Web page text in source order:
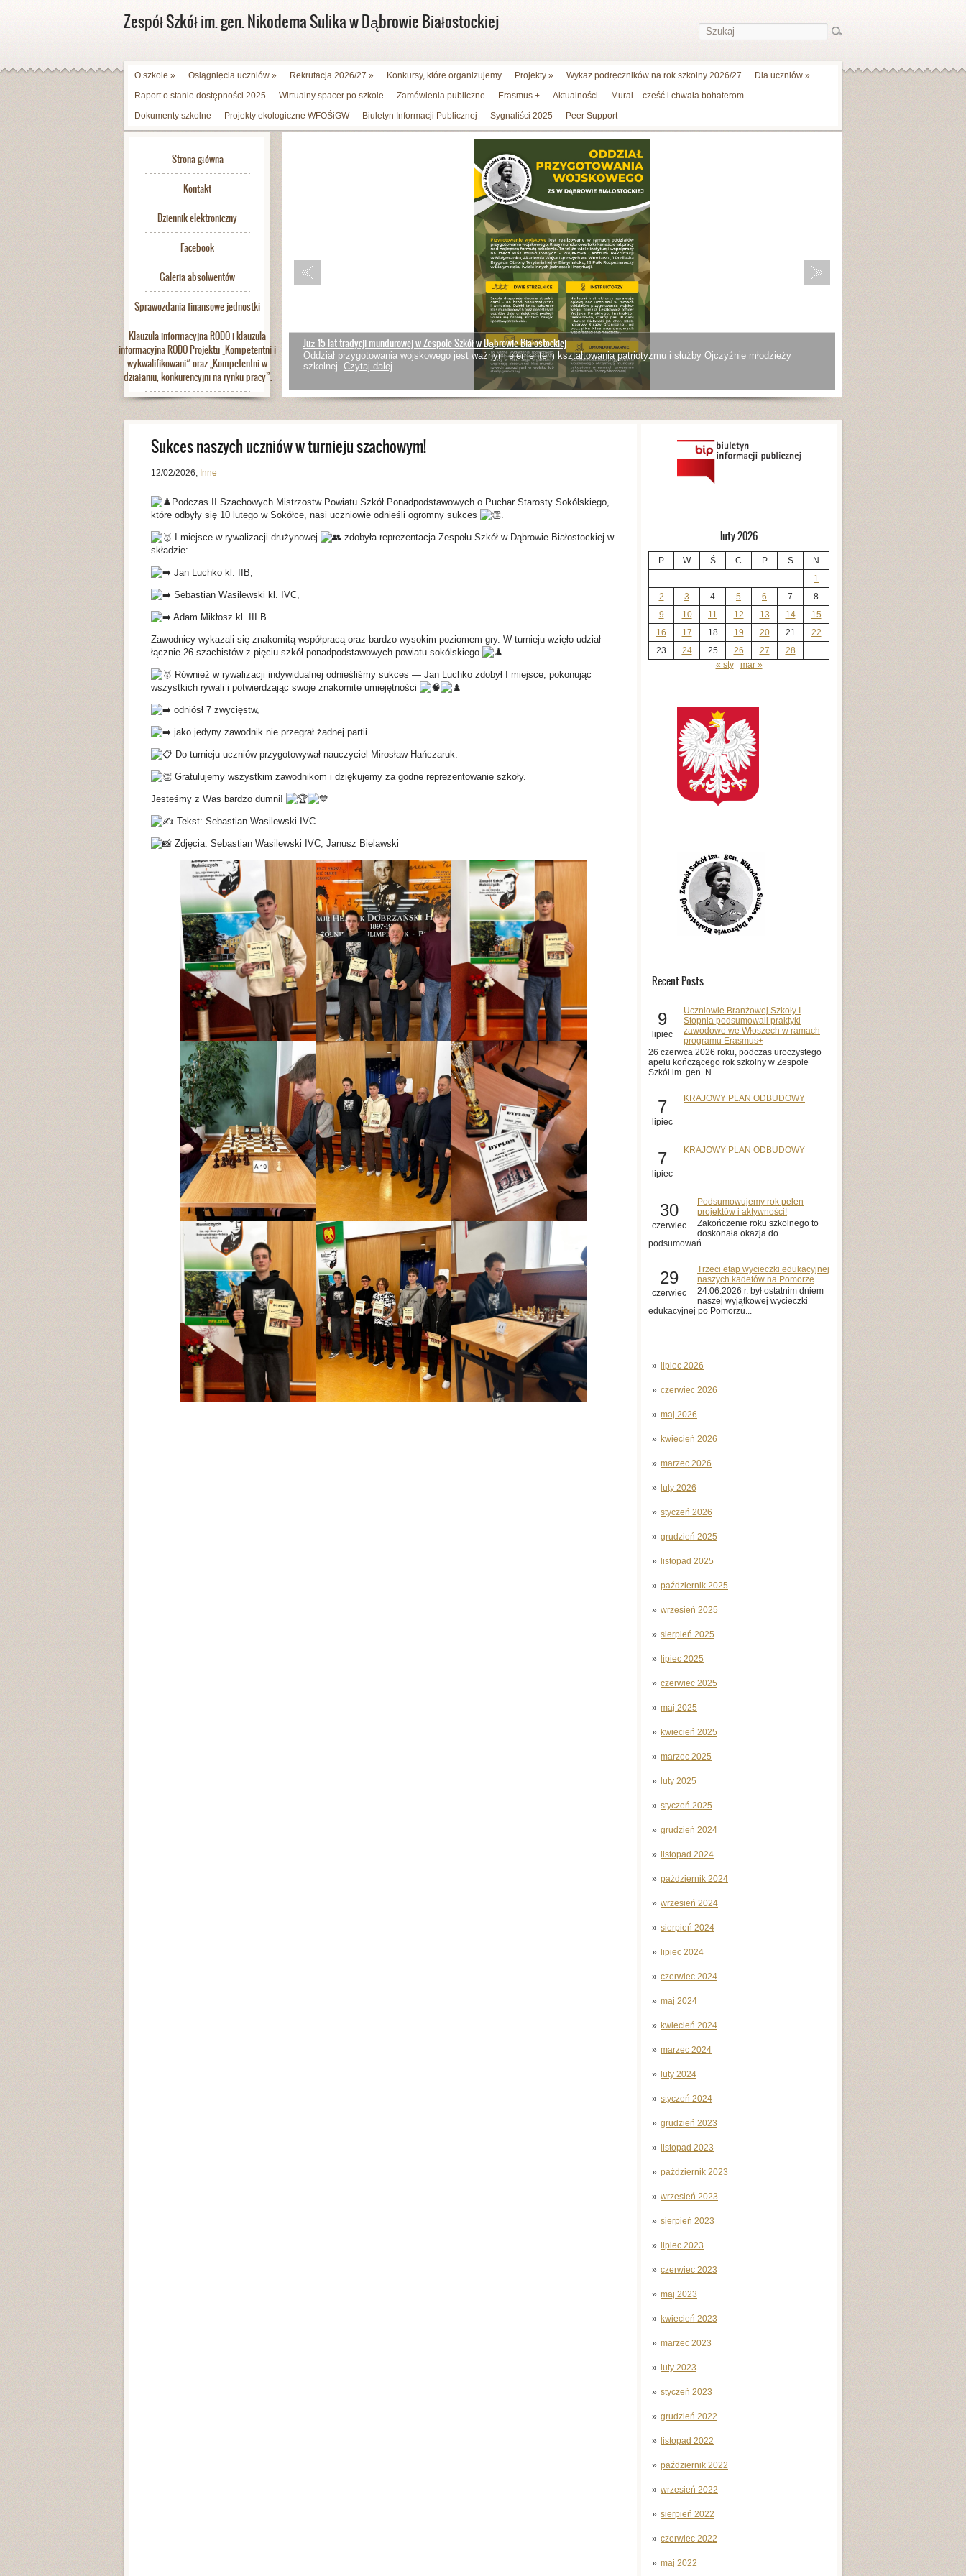
Zespół Szkół im. gen. Nikodema Sulika w Dąbrowie Białostockiej
O szkole » Osiągnięcia uczniów » Rekrutacja 2026/27 » Konkursy, które organizujemy Projekty » Wykaz podręczników na rok szkolny 2026/27 Dla uczniów »
Raport o stanie dostępności 2025
Wirtualny spacer po szkole Zamówienia publiczne Erasmus + Aktualności
Mural – cześć i chwała bohaterom
Dokumenty szkolne
Projekty ekologiczne WFOŚiGW Biuletyn Informacji Publicznej Sygnaliści 2025 Peer Support
Strona główna
Kontakt
Dziennik elektroniczny
Facebook
Galeria absolwentów
Sprawozdania finansowe jednostki
Klauzula informacyjna RODO i klauzula
informacyjna RODO Projektu „Kompetentni i
wykwalifikowani” oraz „Kompetentni w
działaniu, konkurencyjni na rynku pracy”.
Już 15 lat tradycji mundurowej w Zespole Szkół w Dąbrowie Białostockiej
Oddział przygotowania wojskowego jest ważnym elementem kształtowania patriotyzmu i służby Ojczyźnie młodzieży
szkolnej. Czytaj dalej
luty 2026
P W Ś C P S
N
1
2
3 4 5 6 7
8
9
10 11 12 13 14
15
16
17 18 19 20 21
22
23
24 25 26 27
28
« sty
mar »
Recent Posts
9
lipiec
Uczniowie Branżowej Szkoły I
Stopnia podsumowali praktyki
zawodowe we Włoszech w ramach
programu Erasmus+
26 czerwca 2026 roku, podczas uroczystego
apelu kończącego rok szkolny w Zespole
Szkół im. gen. N...
7
lipiec
KRAJOWY PLAN ODBUDOWY
7
lipiec
KRAJOWY PLAN ODBUDOWY
30
czerwiec
Podsumowujemy rok pełen
projektów i aktywności!
Zakończenie roku szkolnego to
doskonała okazja do
podsumowań...
29
czerwiec
Trzeci etap wycieczki edukacyjnej
naszych kadetów na Pomorze
24.06.2026 r. był ostatnim dniem
naszej wyjątkowej wycieczki
edukacyjnej po Pomorzu...
lipiec 2026
czerwiec 2026
maj 2026
kwiecień 2026
marzec 2026
luty 2026
styczeń 2026
grudzień 2025
listopad 2025
październik 2025
wrzesień 2025
sierpień 2025
lipiec 2025
czerwiec 2025
maj 2025
kwiecień 2025
marzec 2025
luty 2025
styczeń 2025
grudzień 2024
listopad 2024
październik 2024
wrzesień 2024
sierpień 2024
lipiec 2024
czerwiec 2024
maj 2024
kwiecień 2024
marzec 2024
luty 2024
styczeń 2024
grudzień 2023
listopad 2023
październik 2023
wrzesień 2023
sierpień 2023
lipiec 2023
czerwiec 2023
maj 2023
kwiecień 2023
marzec 2023
luty 2023
styczeń 2023
grudzień 2022
listopad 2022
październik 2022
wrzesień 2022
sierpień 2022
czerwiec 2022
maj 2022
Sukces naszych uczniów w turnieju szachowym!
12/02/2026, Inne
Podczas II Szachowych Mistrzostw Powiatu Szkół Ponadpodstawowych o Puchar Starosty Sokólskiego,
które odbyły się 10 lutego w Sokółce, nasi uczniowie odnieśli ogromny sukces
.
I miejsce w rywalizacji drużynowej
zdobyła reprezentacja Zespołu Szkół w Dąbrowie Białostockiej w
składzie:
Jan Luchko kl. IIB,
Sebastian Wasilewski kl. IVC,
Adam Mikłosz kl. III B.
Zawodnicy wykazali się znakomitą współpracą oraz bardzo wysokim poziomem gry. W turnieju wzięło udział
łącznie 26 szachistów z pięciu szkół ponadpodstawowych powiatu sokólskiego
Również w rywalizacji indywidualnej odnieśliśmy sukces — Jan Luchko zdobył I miejsce, pokonując
wszystkich rywali i potwierdzając swoje znakomite umiejętności
odniósł 7 zwycięstw,
jako jedyny zawodnik nie przegrał żadnej partii.
Do turnieju uczniów przygotowywał nauczyciel Mirosław Hańczaruk.
Gratulujemy wszystkim zawodnikom i dziękujemy za godne reprezentowanie szkoły.
Jesteśmy z Was bardzo dumni!
Tekst: Sebastian Wasilewski IVC
Zdjęcia: Sebastian Wasilewski IVC, Janusz Bielawski